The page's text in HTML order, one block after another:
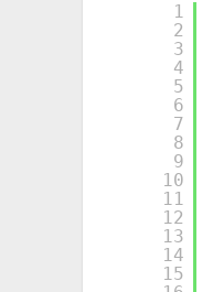
1
2
3
4
5
6
7
8
9
10
11
12
13
14
15